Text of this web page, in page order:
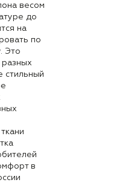
весом
до
на
по
Это
стильный
в